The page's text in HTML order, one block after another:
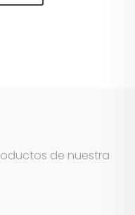
de nuestra